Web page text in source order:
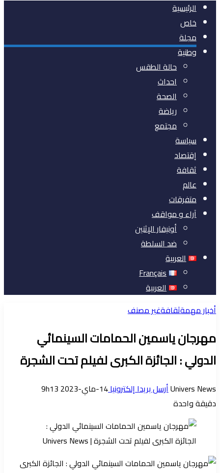
الرئيسية
خاص
مجلة
وطنية
حالة الطقس
احداث
الصحة
رياضة
مجتمع
سياسة
إقتصاد
ثقافة
عالم
متفرقات
آراء و مواقف
أونيفار الإثنين
ضد السلطة
العربية
Français
العربية
أخبار مهمةثقافةغير مصنف
مهرجان ياسمين الحمامات السينمائي
الدولي : الجائزة الكبرى لفيلم تحت الشجرة
Univers Newsأرسل بريدا إلكترونيا14-ماي-2023 9h13
دقيقة واحدة